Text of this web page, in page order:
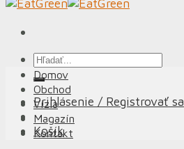
Hľadať:
Prihlásenie / Registrovať sa
Košík
Domov
Obchod
Vízia
Magazín
Kontakt